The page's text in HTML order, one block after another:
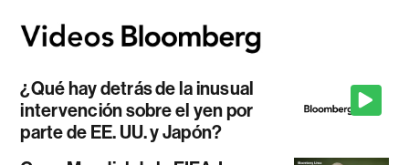
¿Qué hay detrás de la inusual
intervención sobre el yen por
parte de EE. UU. y Japón?